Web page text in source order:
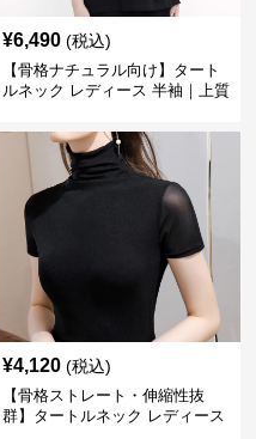
¥6,490 (税込)
【骨格ナチュラル向け】タート
ルネック レディース 半袖｜上質
プス S~XL
¥4,120 (税込)
【骨格ストレート・伸縮性抜
群】タートルネック レディース